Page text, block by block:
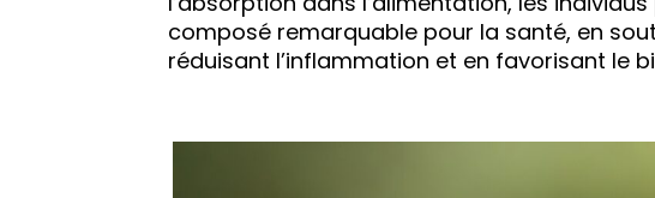
composé remarquable pour la santé, en
réduisant l’inflammation et en favorisant le